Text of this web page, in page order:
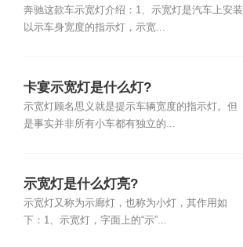
奔驰这款车示宽灯介绍：1、示宽灯是汽车上安装
以示车身宽度的指示灯，示宽...
卡宴示宽灯是什么灯?
示宽灯顾名思义就是提示车辆宽度的指示灯。但
是事实并非所有小车都有独立的...
示宽灯是什么灯亮?
示宽灯又称为示廊灯，也称为小灯，其作用如
下：1、示宽灯，字面上的“示”...